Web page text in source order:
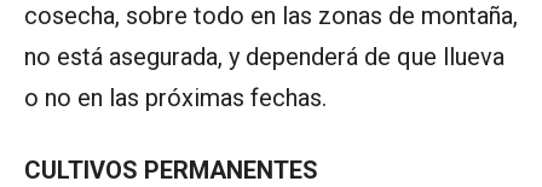
cosecha, sobre todo en las zonas de montaña,
no está asegurada, y dependerá de que llueva
o no en las próximas fechas.
CULTIVOS PERMANENTES